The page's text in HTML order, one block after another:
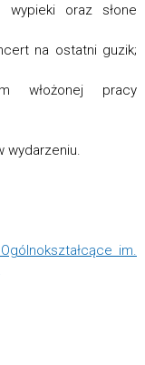
wypieki oraz słone
na ostatni guzik;
włożonej pracy
wydarzeniu.
im.